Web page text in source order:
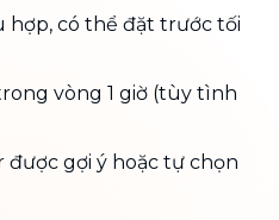
hợp, có thể đặt trước tối
vòng 1 giờ (tùy tình
được gợi ý hoặc tự chọn